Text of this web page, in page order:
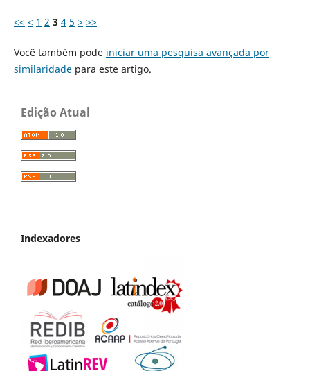
<< < 1 2 3 4 5 > >>
Você também pode iniciar uma pesquisa avançada por
similaridadepara este artigo.
Edição Atual
Indexadores